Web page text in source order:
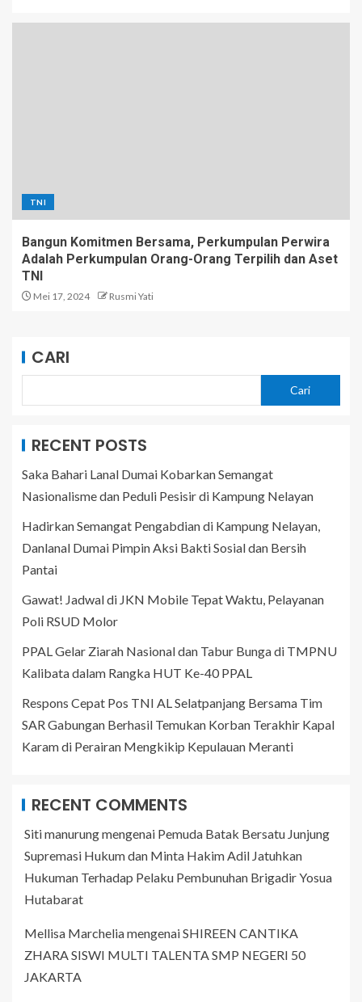
TNI
Bangun Komitmen Bersama, Perkumpulan Perwira
Adalah Perkumpulan Orang-Orang Terpilih dan Aset
TNI
Mei 17, 2024 Rusmi Yati
CARI
Cari
RECENT POSTS
Saka Bahari Lanal Dumai Kobarkan Semangat
Nasionalisme dan Peduli Pesisir di Kampung Nelayan
Hadirkan Semangat Pengabdian di Kampung Nelayan,
Danlanal Dumai Pimpin Aksi Bakti Sosial dan Bersih
Pantai
Gawat! Jadwal di JKN Mobile Tepat Waktu, Pelayanan
Poli RSUD Molor
PPAL Gelar Ziarah Nasional dan Tabur Bunga di TMPNU
Kalibata dalam Rangka HUT Ke-40 PPAL
Respons Cepat Pos TNI AL Selatpanjang Bersama Tim
SAR Gabungan Berhasil Temukan Korban Terakhir Kapal
Karam di Perairan Mengkikip Kepulauan Meranti
RECENT COMMENTS
Siti manurungmengenai Pemuda Batak Bersatu Junjung
Supremasi Hukum dan Minta Hakim Adil Jatuhkan
Hukuman Terhadap Pelaku Pembunuhan Brigadir Yosua
Hutabarat
Mellisa MarcheliamengenaiSHIREEN CANTIKA
ZHARA SISWI MULTI TALENTA SMP NEGERI 50
JAKARTA